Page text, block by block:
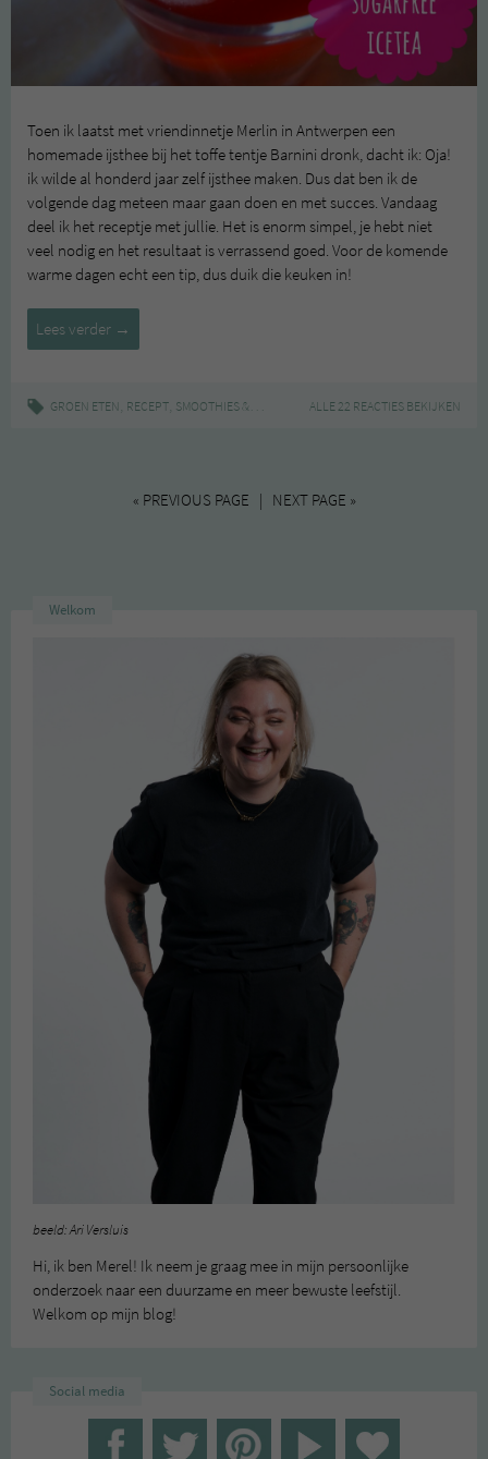
Toen ik laatst met vriendinnetje Merlin in Antwerpen een
homemade ijsthee bij het toffe tentje Barnini dronk, dacht ik: Oja!
ik wilde al honderd jaar zelf ijsthee maken. Dus dat ben ik de
volgende dag meteen maar gaan doen en met succes. Vandaag
deel ik het receptje met jullie. Het is enorm simpel, je hebt niet
veel nodig en het resultaat is verrassend goed. Voor de komende
warme dagen echt een tip, dus duik die keuken in!
Lees verder Homemade
Sugarfree
→
GROEN ETEN, RECEPT, SMOOTHIES & JUICES HOMEMADE,ICETEA,KOKOSWATER
ALLE 22 REACTIES BEKIJKEN
« PREVIOUS PAGE | NEXT PAGE »
Welkom
beeld: Ari Versluis
Hi, ik ben Merel! Ik neem je graag mee in mijn persoonlijke
onderzoek naar een duurzame en meer bewuste leefstijl.
Welkom op mijn blog!
Social media